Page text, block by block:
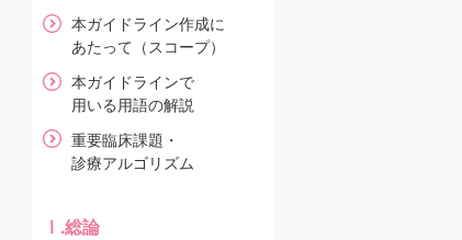
本ガイドライン作成に
あたって（スコープ）
本ガイドラインで
用いる用語の解説
重要臨床課題・
診療アルゴリズム
.総論